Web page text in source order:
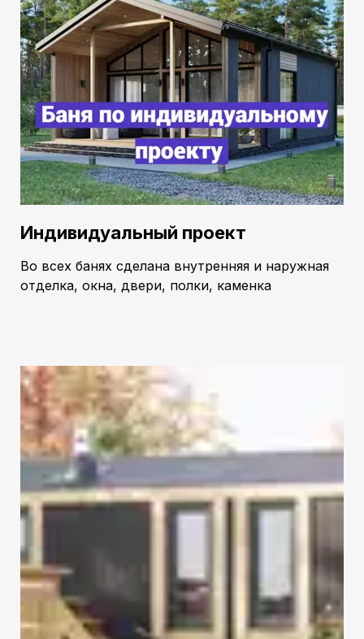
Индивидуальный проект
Во всех банях сделана внутренняя и наружная
отделка, окна, двери, полки, каменка